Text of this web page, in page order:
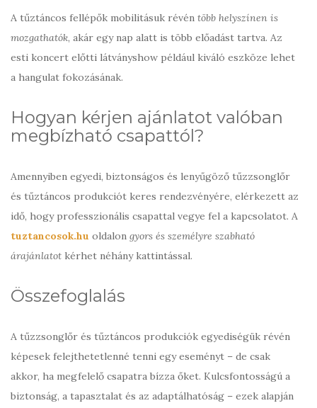
A tűztáncos fellépők mobilitásuk révén több helyszínen is
mozgathatók, akár egy nap alatt is több előadást tartva. Az
esti koncert előtti látványshow például kiváló eszköze lehet
a hangulat fokozásának.
Hogyan kérjen ajánlatot valóban
megbízható csapattól?
Amennyiben egyedi, biztonságos és lenyűgöző tűzzsonglőr
és tűztáncos produkciót keres rendezvényére, elérkezett az
idő, hogy professzionális csapattal vegye fel a kapcsolatot. A
tuztancosok.hu oldalon gyors és személyre szabható
árajánlatot kérhet néhány kattintással.
Összefoglalás
A tűzzsonglőr és tűztáncos produkciók egyediségük révén
képesek felejthetetlenné tenni egy eseményt – de csak
akkor, ha megfelelő csapatra bízza őket. Kulcsfontosságú a
biztonság, a tapasztalat és az adaptálhatóság – ezek alapján